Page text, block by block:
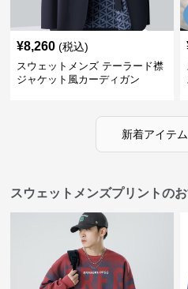
¥8,260 (税込)
スウェットメンズ テーラード襟
ジャケット風カーディガン
新着アイテ
スウェットメンズプリントの